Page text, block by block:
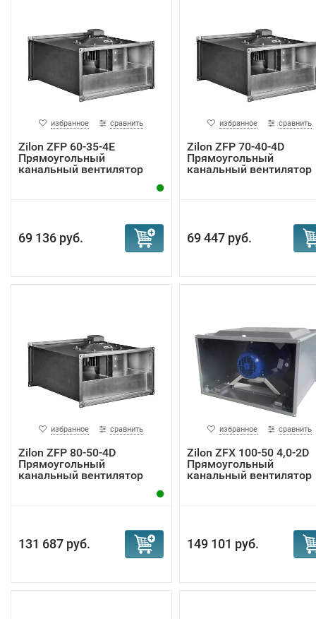
избранное сравнить
Zilon ZFP 60-35-4Е
Прямоугольный
канальный вентилятор
69 136 руб.
избранное сравнить
Zilon ZFP 70-40-4D
Прямоугольный
канальный вентилятор
69 447 руб.
избранное сравнить
Zilon ZFP 80-50-4D
Прямоугольный
канальный вентилятор
131 687 руб.
избранное сравнить
Zilon ZFX 100-50 4,0-2D
Прямоугольный
канальный вентилятор
149 101 руб.